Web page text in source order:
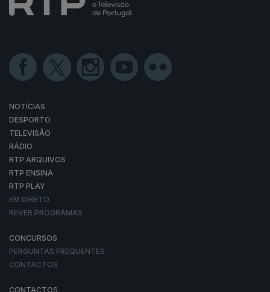
NOTÍCIAS
DESPORTO
TELEVISÃO
RÁDIO
RTP ARQUIVOS
RTP ENSINA
RTP PLAY
EM DIRETO
REVER PROGRAMAS
CONCURSOS
PERGUNTAS FREQUENTES
CONTACTOS
CONTACTOS